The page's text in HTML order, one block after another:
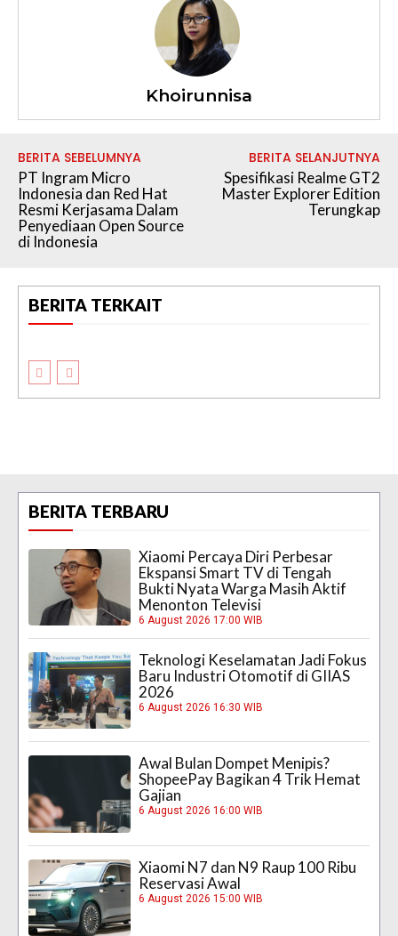
Khoirunnisa
BERITA SEBELUMNYA
PT Ingram Micro
Indonesia dan Red Hat
Resmi Kerjasama Dalam
Penyediaan Open Source
di Indonesia
BERITA SELANJUTNYA
Spesifikasi Realme GT2
Master Explorer Edition
Terungkap
BERITA TERKAIT
BERITA TERBARU
Xiaomi Percaya Diri Perbesar
Ekspansi Smart TV di Tengah
Bukti Nyata Warga Masih Aktif
Menonton Televisi
6 August 2026 17:00 WIB
Teknologi Keselamatan Jadi Fokus
Baru Industri Otomotif di GIIAS
2026
6 August 2026 16:30 WIB
Awal Bulan Dompet Menipis?
ShopeePay Bagikan 4 Trik Hemat
Gajian
6 August 2026 16:00 WIB
Xiaomi N7 dan N9 Raup 100 Ribu
Reservasi Awal
6 August 2026 15:00 WIB